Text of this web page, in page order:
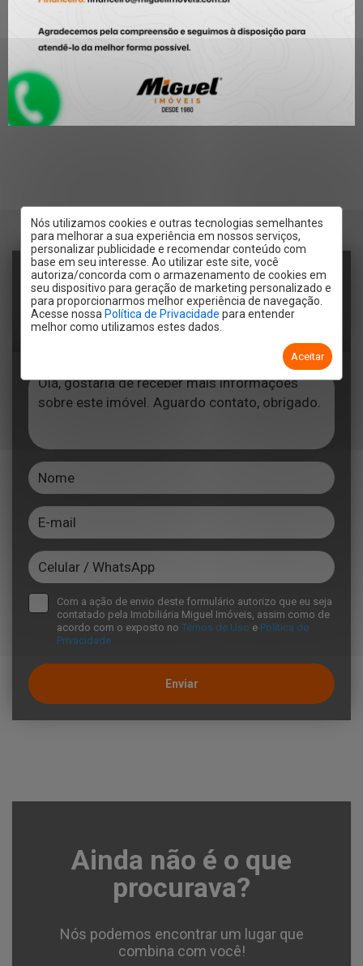
Nós utilizamos cookies e outras tecnologias semelhantes
para melhorar a sua experiência em nossos serviços,
personalizar publicidade e recomendar conteúdo com
base em seu interesse. Ao utilizar este site, você
autoriza/concorda com o armazenamento de cookies em
seu dispositivo para geração de marketing personalizado e
para proporcionarmos melhor experiência de navegação.
Acesse nossa Política de Privacidade para entender
melhor como utilizamos estes dados.
Aceitar
RECEBER CONTATO POR:
Telefone Email
Com a ação de envio deste formulário autorizo que eu seja
contatado pela Imobiliária Miguel Imóveis, assim como de
acordo com o exposto no Temos de Uso e Política de
Privacidade
Enviar
Ainda não é o que
procurava?
Nós podemos encontrar um lugar que
combina com você!